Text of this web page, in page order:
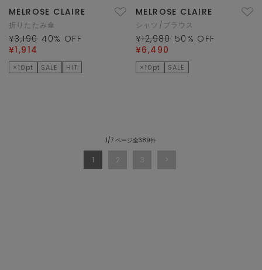
MELROSE CLAIRE
折りたたみ傘
¥3,190 40% OFF
¥1,914
×10pt SALE HIT
MELROSE CLAIRE
シャツ/ブラウス
¥12,980 50 % OFF
¥6,490
×10pt SALE
1/7 ページ全389件
1 2 3